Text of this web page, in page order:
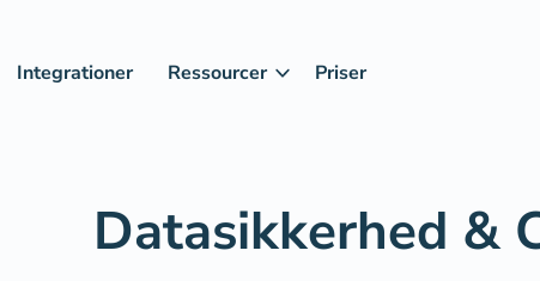
Integrationer Ressourcer Priser
Datasikkerhed &